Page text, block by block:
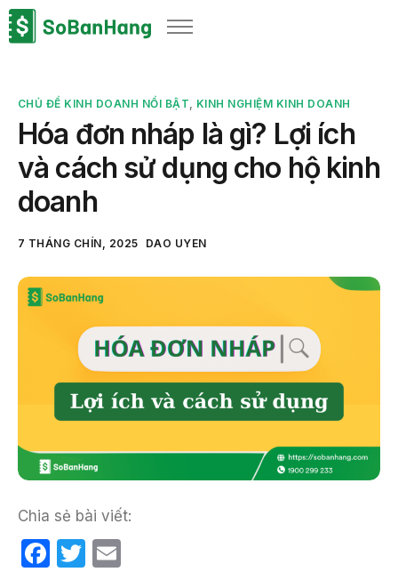
Sản phẩm
Bảng giá
Blog
Thông tin thuế
Về chúng tôi
CHỦ ĐỀ KINH DOANH NỔI BẬT, KINH NGHIỆM KINH DOANH
Hóa đơn nháp là gì? Lợi ích
và cách sử dụng cho hộ kinh
doanh
7 THÁNG CHÍN, 2025 DAO UYEN
Chia sẻ bài viết:
F
T